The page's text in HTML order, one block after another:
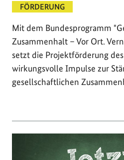
FÖRDERUNG
Mit dem Bundesprogramm
Zusammenhalt – Vor Ort.
setzt die Projektförderung
wirkungsvolle Impulse zur
gesellschaftlichen